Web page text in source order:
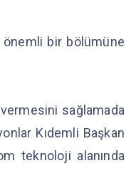
önemli bir bölümüne
sağlamada
Kıdemli Başkan
teknoloji alanında